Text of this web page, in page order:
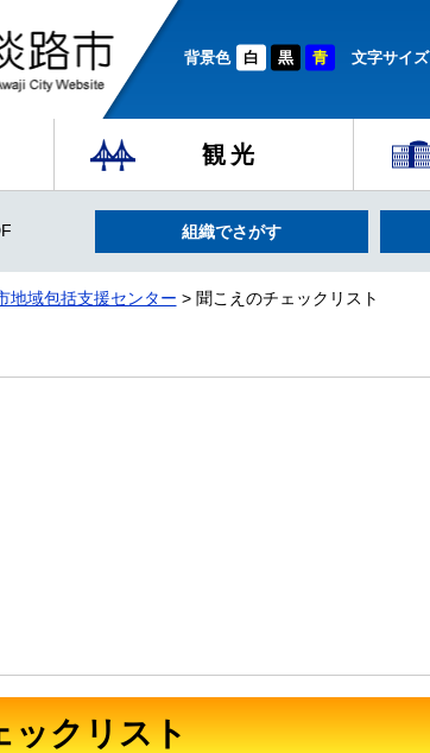
背景色 白 黒 青 文字サイズ
観光
組織でさがす
地域包括支援センター > 聞こえのチェックリスト
ックリスト